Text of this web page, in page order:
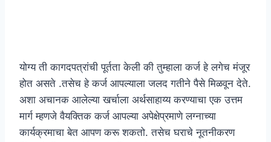
योग्य ती कागदपत्रांची पूर्तता केली की तुम्हाला कर्ज हे लगेच मंजूर
होत असते .तसेच हे कर्ज आपल्याला जलद गतीने पैसे मिळवून देते.
अशा अचानक आलेल्या खर्चाला अर्थसाहाय्य करण्याचा एक उत्तम
मार्ग म्हणजे वैयक्तिक कर्ज आपल्या अपेक्षेप्रमाणे लग्नाच्या
कार्यक्रमाचा बेत आपण करू शकतो. तसेच घराचे नूतनीकरण